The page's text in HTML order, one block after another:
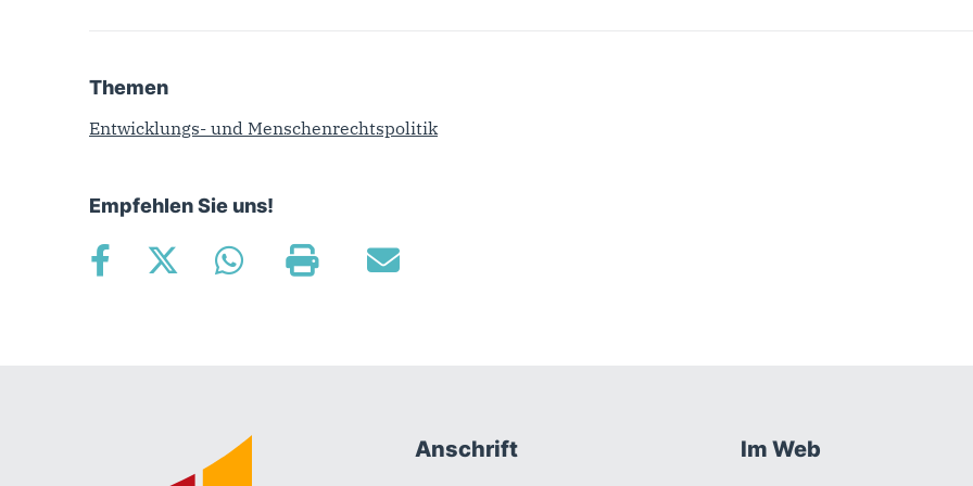
Themen
Entwicklungs- und Menschenrechtspolitik
Empfehlen Sie uns!
Fußbereich Anschrift Im Web